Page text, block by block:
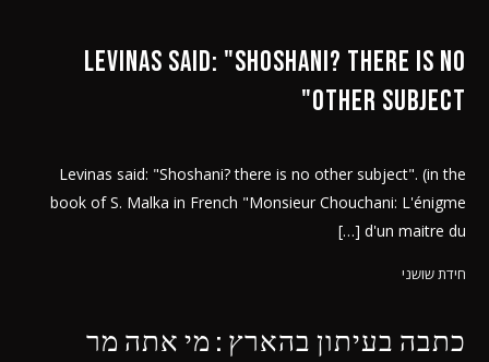
Levinas said: "Shoshani? there is no
other subject"
Levinas said: "Shoshani? there is no other subject". (in the
book of S. Malka in French "Monsieur Chouchani: L'énigme
d'un maitre du […]
חידת שושני
כתבה בעיתון בהארץ : מי אתה מר